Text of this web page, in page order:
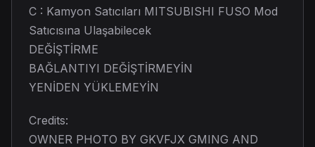
C : Kamyon Satıcıları MITSUBISHI FUSO Mod
Satıcısına Ulaşabilecek
DEĞİŞTİRME
BAĞLANTIYI DEĞİŞTİRMEYİN
YENİDEN YÜKLEMEYİN
Credits:
OWNER PHOTO BY GKVFJX GMING AND